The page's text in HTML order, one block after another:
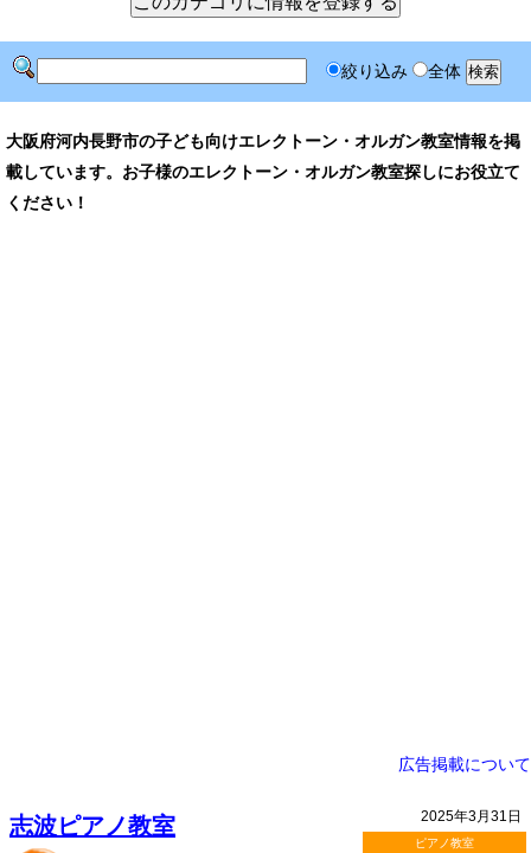
絞り込み 全体
大阪府河内長野市の子ども向けエレクトーン・オルガン教室情報を掲
載しています。お子様のエレクトーン・オルガン教室探しにお役立て
ください！
広告掲載について
2025年3月31日
ピアノ教室
志波ピアノ教室